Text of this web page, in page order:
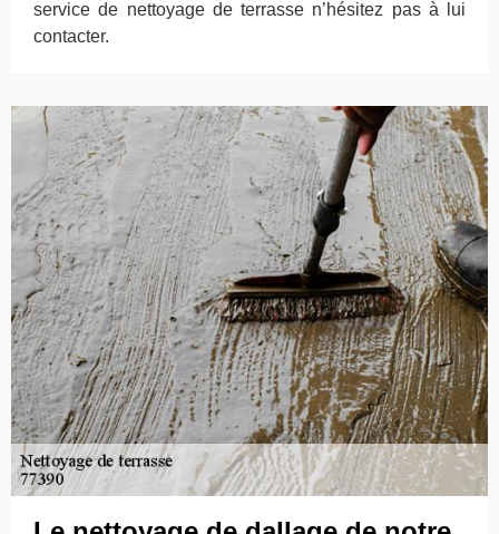
service de nettoyage de terrasse n’hésitez pas à lui
contacter.